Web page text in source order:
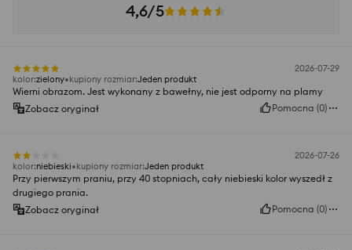
4,6/5
2026-07-29
kolor:zielony kupiony rozmiar:Jeden produkt
Wierni obrazom. Jest wykonany z bawełny, nie jest odporny na plamy
Zobacz oryginał
Pomocna (0)
2026-07-26
kolor:niebieski kupiony rozmiar:Jeden produkt
Przy pierwszym praniu, przy 40 stopniach, cały niebieski kolor wyszedł z
drugiego prania.
Zobacz oryginał
Pomocna (0)